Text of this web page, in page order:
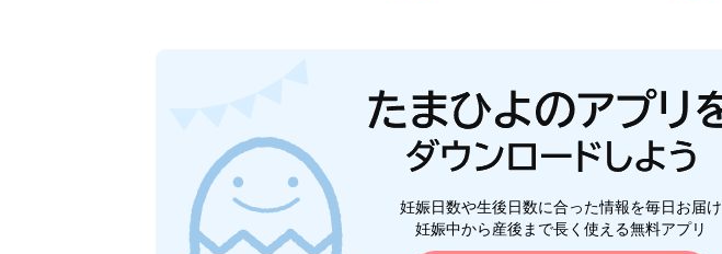
妊娠日数や生後日数に合った情報を毎日お届け
妊娠中から産後まで長く使える無料アプリ